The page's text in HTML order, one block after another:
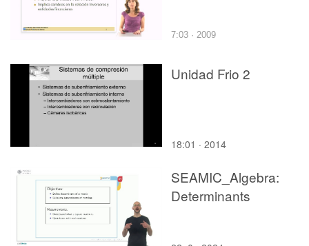
7:03 · 2009
Unidad Frio 2
18:01 · 2014
SEAMIC_Algebra:
Determinants